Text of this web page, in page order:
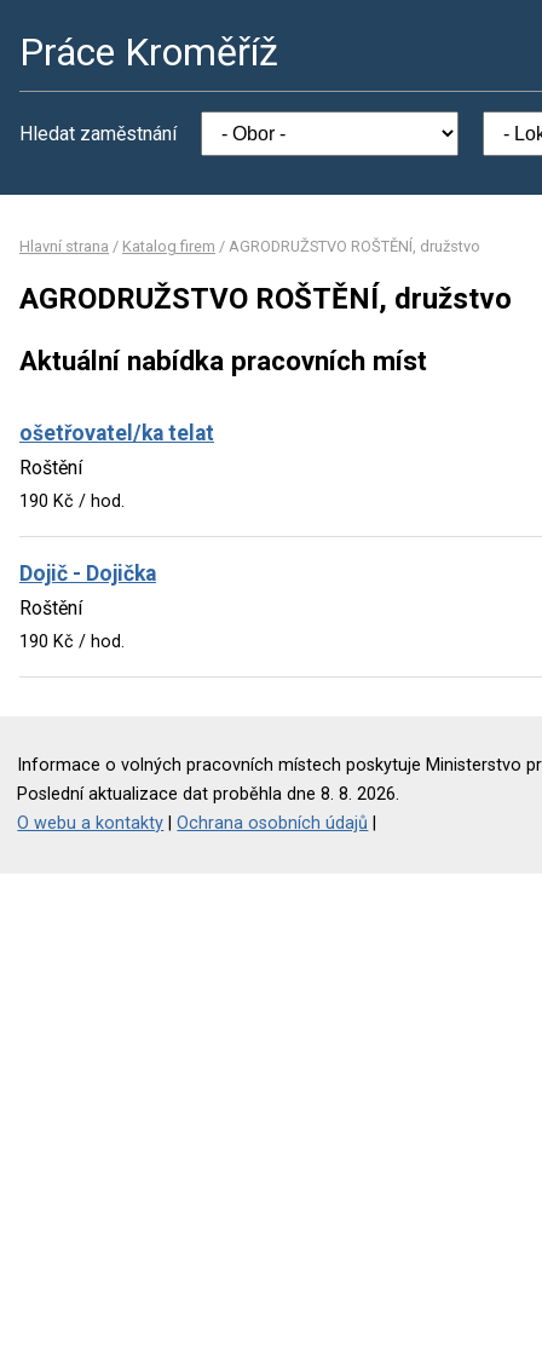
Práce Kroměříž
Hledat zaměstnání
Hlavní strana / Katalog firem / AGRODRUŽSTVO ROŠTĚNÍ, družstvo
AGRODRUŽSTVO ROŠTĚNÍ, družstvo
Aktuální nabídka pracovních míst
ošetřovatel/ka telat
Roštění
190 Kč / hod.
Dojič - Dojička
Roštění
190 Kč / hod.
Informace o volných pracovních místech poskytuje Ministerstvo
Poslední aktualizace dat proběhla dne 8. 8. 2026.
O webu a kontakty |Ochrana osobních údajů